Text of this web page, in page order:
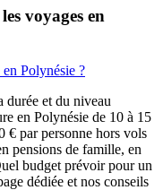
voyages en
Polynésie ?
durée et du niveau
en Polynésie de 10 à 15
€ par personne hors vols
pensions de famille, en
budget prévoir pour un
dédiée et nos conseils